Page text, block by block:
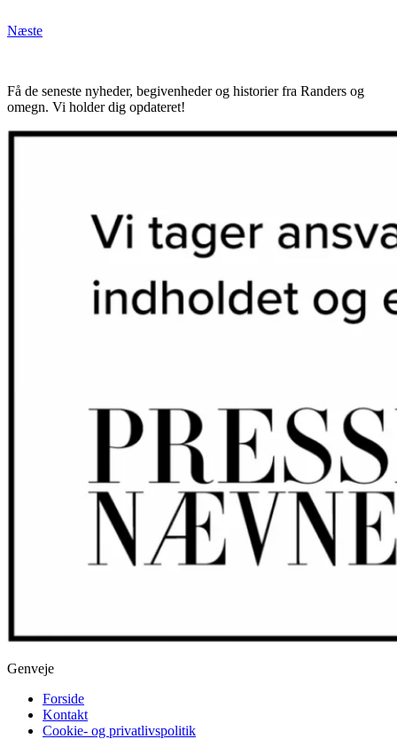
Næste
Få de seneste nyheder, begivenheder og historier fra Randers og
omegn. Vi holder dig opdateret!
Genveje
Forside
Kontakt
Cookie- og privatlivspolitik